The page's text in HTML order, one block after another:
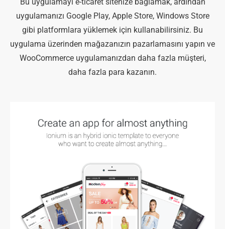
Bu uygulamayı e-ticaret sitenize bağlamak, ardından
uygulamanızı Google Play, Apple Store, Windows Store
gibi platformlara yüklemek için kullanabilirsiniz. Bu
uygulama üzerinden mağazanızın pazarlamasını yapın ve
WooCommerce uygulamanızdan daha fazla müşteri,